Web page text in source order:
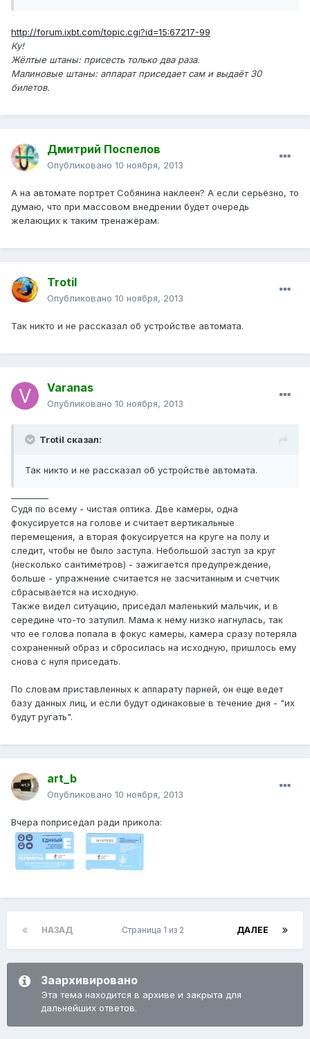
http://forum.ixbt.com/topic.cgi?id=15:67217-99
Ку!
Жёлтые штаны: присесть только два раза.
Малиновые штаны: аппарат приседает сам и выдаёт 30
билетов.
Дмитрий Поспелов
Опубликовано 10 ноября, 2013
А на автомате портрет Собянина наклеен? А если серьёзно, то
думаю, что при массовом внедрении будет очередь
желающих к таким тренажёрам.
Trotil
Опубликовано 10 ноября, 2013
Так никто и не рассказал об устройстве автомата.
Varanas
Опубликовано 10 ноября, 2013
Trotil сказал:
Так никто и не рассказал об устройстве автомата.
Судя по всему - чистая оптика. Две камеры, одна
фокусируется на голове и считает вертикальные
перемещения, а вторая фокусируется на круге на полу и
следит, чтобы не было заступа. Небольшой заступ за круг
(несколько сантиметров) - зажигается предупреждение,
больше - упражнение считается не засчитанным и счетчик
сбрасывается на исходную.
Также видел ситуацию, приседал маленький мальчик, и в
середине что-то затупил. Мама к нему низко нагнулась, так
что ее голова попала в фокус камеры, камера сразу потеряла
сохраненный образ и сбросилась на исходную, пришлось ему
снова с нуля приседать.
По словам приставленных к аппарату парней, он еще ведет
базу данных лиц, и если будут одинаковые в течение дня - "их
будут ругать".
art_b
Опубликовано 10 ноября, 2013
Вчера поприседал ради прикола:
НАЗАД ДАЛЕЕ
Страница 1 из 2
Заархивировано
Эта тема находится в архиве и закрыта для
дальнейших ответов.